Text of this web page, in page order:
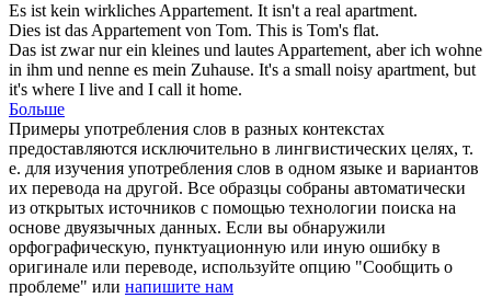
Es ist kein wirklichesAppartement. It isn't a real apartment.
Dies ist dasAppartementvon Tom. This is Tom's flat.
Das ist zwar nur ein kleines und lautesAppartement, aber ich wohne
in ihm und nenne es mein Zuhause. It's a small noisy apartment, but
it's where I live and I call it home.
Больше
Примеры употребления слов в разных контекстах
предоставляются исключительно в лингвистических целях, т.
е. для изучения употребления слов в одном языке и вариантов
их перевода на другой. Все образцы собраны автоматически
из открытых источников с помощью технологии поиска на
основе двуязычных данных. Если вы обнаружили
орфографическую, пунктуационную или иную ошибку в
оригинале или переводе, используйте опцию "Сообщить о
проблеме" или напишите нам